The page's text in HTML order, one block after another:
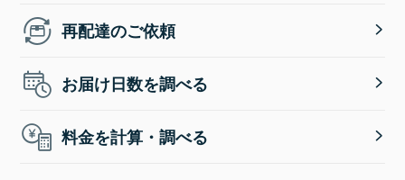
再配達のご依頼
お届け日数を調べる
料金を計算・調べる